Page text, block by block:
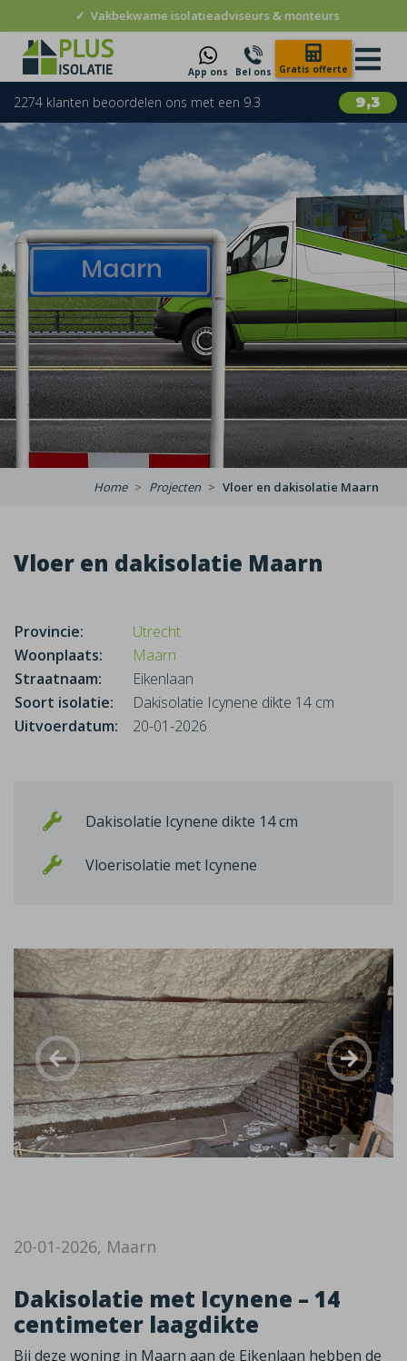
✓ Vakbekwame isolatieadviseurs & monteurs
App ons Bel ons Gratis offerte
9,3
2274 klanten beoordelen ons met een 9.3
Home Projecten Vloer en dakisolatie Maarn
Vloer en dakisolatie Maarn
Provincie:
Utrecht
Woonplaats:
Maarn
Straatnaam:
Eikenlaan
Soort isolatie:
Dakisolatie Icynene dikte 14 cm
Uitvoerdatum:
20-01-2026
Dakisolatie Icynene dikte 14 cm
Vloerisolatie met Icynene
20-01-2026, Maarn
Dakisolatie met Icynene – 14
centimeter laagdikte
Bij deze woning in Maarn aan de Eikenlaan hebben de